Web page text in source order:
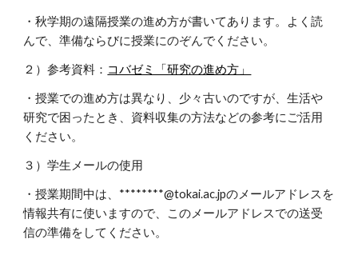
・秋学期の遠隔授業の進め方が書いてあります。よく読
んで、準備ならびに授業にのぞんでください。
２）参考資料： コバゼミ「研究の進め方」
・授業での進め方は異なり、少々古いのですが、生活や
研究で困ったとき、資料収集の方法などの参考にご活用
ください。
３）学生メールの使用
・授業期間中は、********@tokai.ac.jpのメールアドレスを
情報共有に使いますので、このメールアドレスでの送受
信の準備をしてください。